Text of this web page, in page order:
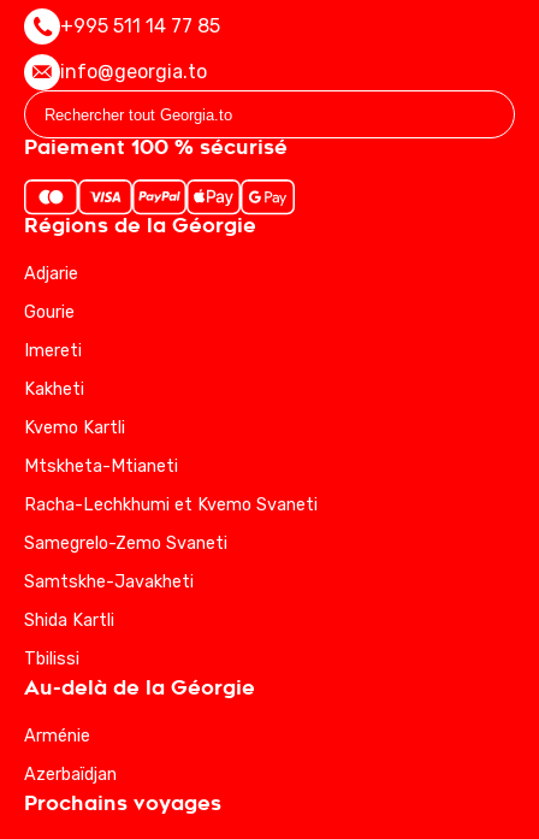
+995 511 14 77 85
info@georgia.to
Paiement 100 % sécurisé
Régions de la Géorgie
Adjarie
Gourie
Imereti
Kakheti
Kvemo Kartli
Mtskheta-Mtianeti
Racha-Lechkhumi et Kvemo Svaneti
Samegrelo-Zemo Svaneti
Samtskhe-Javakheti
Shida Kartli
Tbilissi
Au-delà de la Géorgie
Arménie
Azerbaïdjan
Prochains voyages